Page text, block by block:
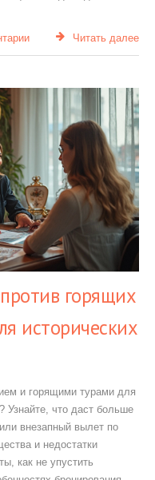
Читать далее
горящих
исторических
и горящими турами для
Узнайте, что даст больше
внезапный вылет по
и недостатки
как не упустить